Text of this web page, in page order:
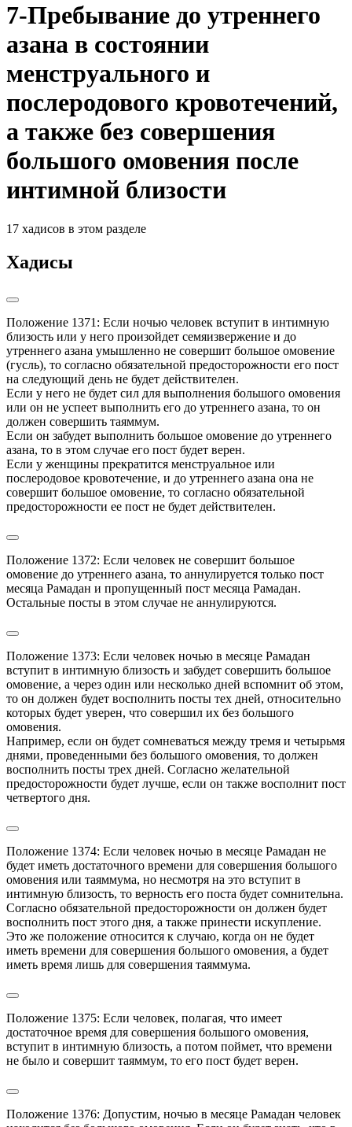
7-Пребывание до утреннего
азана в состоянии
менструального и
послеродового кровотечений,
а также без совершения
большого омовения после
интимной близости
17 хадисов в этом разделе
Хадисы
Положение 1371: Если ночью человек вступит в интимную
близость или у него произойдет семяизвержение и до
утреннего азана умышленно не совершит большое омовение
(гусль), то согласно обязательной предосторожности его пост
на следующий день не будет действителен.
Если у него не будет сил для выполнения большого омовения
или он не успеет выполнить его до утреннего азана, то он
должен совершить таяммум.
Если он забудет выполнить большое омовение до утреннего
азана, то в этом случае его пост будет верен.
Если у женщины прекратится менструальное или
послеродовое кровотечение, и до утреннего азана она не
совершит большое омовение, то согласно обязательной
предосторожности ее пост не будет действителен.
Положение 1372: Если человек не совершит большое
омовение до утреннего азана, то аннулируется только пост
месяца Рамадан и пропущенный пост месяца Рамадан.
Остальные посты в этом случае не аннулируются.
Положение 1373: Если человек ночью в месяце Рамадан
вступит в интимную близость и забудет совершить большое
омовение, а через один или несколько дней вспомнит об этом,
то он должен будет восполнить посты тех дней, относительно
которых будет уверен, что совершил их без большого
омовения.
Например, если он будет сомневаться между тремя и четырьмя
днями, проведенными без большого омовения, то должен
восполнить посты трех дней. Согласно желательной
предосторожности будет лучше, если он также восполнит пост
четвертого дня.
Положение 1374: Если человек ночью в месяце Рамадан не
будет иметь достаточного времени для совершения большого
омовения или таяммума, но несмотря на это вступит в
интимную близость, то верность его поста будет сомнительна.
Согласно обязательной предосторожности он должен будет
восполнить пост этого дня, а также принести искупление.
Это же положение относится к случаю, когда он не будет
иметь времени для совершения большого омовения, а будет
иметь время лишь для совершения таяммума.
Положение 1375: Если человек, полагая, что имеет
достаточное время для совершения большого омовения,
вступит в интимную близость, а потом поймет, что времени
не было и совершит таяммум, то его пост будет верен.
Положение 1376: Допустим, ночью в месяце Рамадан человек